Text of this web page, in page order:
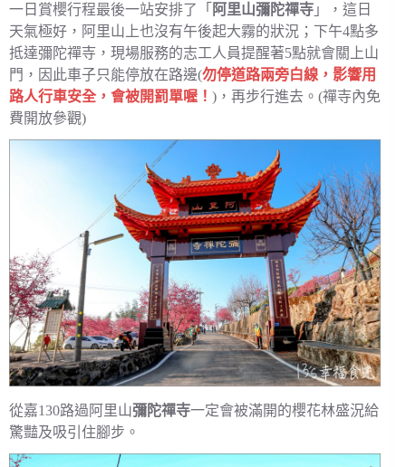
一日賞櫻行程最後一站安排了「 阿里山彌陀禪寺 」，這日
天氣極好，阿里山上也沒有午後起大霧的狀況；下午4點多
抵達彌陀禪寺，現場服務的志工人員提醒著5點就會關上山
門，因此車子只能停放在路邊(勿停道路兩旁白線，影響用
路人行車安全，會被開罰單喔！ )，再步行進去。(禪寺內免
費開放參觀)
從嘉130路過阿里山彌陀禪寺一定會被滿開的櫻花林盛況給
驚豔及吸引住腳步。